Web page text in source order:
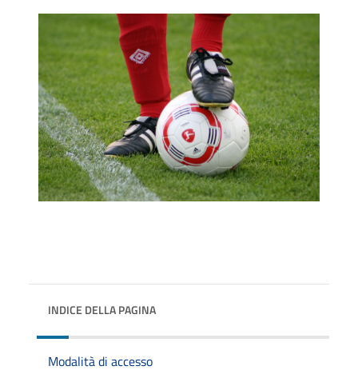
INDICE DELLA PAGINA
Modalità di accesso